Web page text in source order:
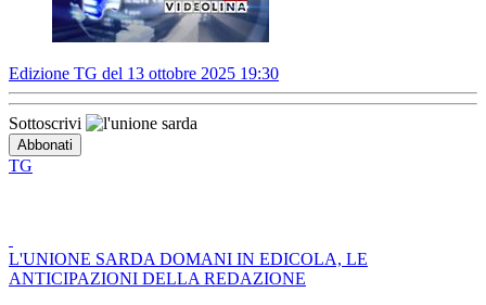
Edizione TG del 13 ottobre 2025 19:30
Sottoscrivi
TG
L'UNIONE SARDA DOMANI IN EDICOLA, LE
ANTICIPAZIONI DELLA REDAZIONE